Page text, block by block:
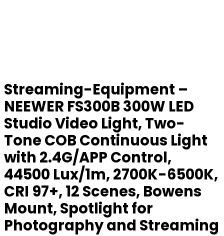
Streaming-Equipment –
NEEWER FS300B 300W LED
Studio Video Light, Two-
Tone COB Continuous Light
with 2.4G/APP Control,
44500 Lux/1m, 2700K-6500K,
CRI 97+, 12 Scenes, Bowens
Mount, Spotlight for
Photography and Streaming